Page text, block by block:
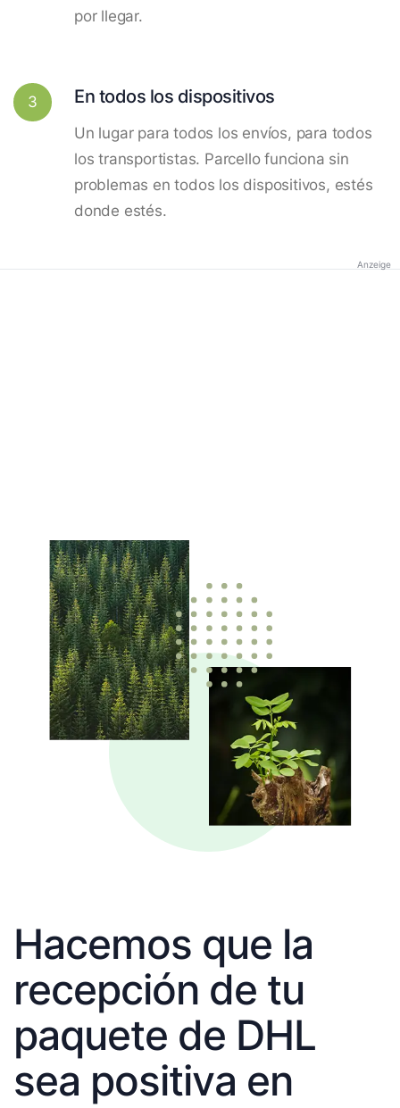
por llegar.
3 En todos los dispositivos
Un lugar para todos los envíos, para todos
los transportistas. Parcello funciona sin
problemas en todos los dispositivos, estés
donde estés.
Anzeige
Hacemos que la
recepción de tu
paquete de DHL
sea positiva en